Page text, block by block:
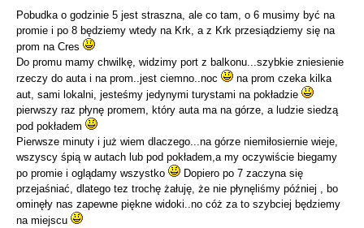
Pobudka o godzinie 5 jest straszna, ale co tam, o 6 musimy być na
promie i po 8 będziemy wtedy na Krk, a z Krk przesiądziemy się na
prom na Cres
Do promu mamy chwilkę, widzimy port z balkonu...szybkie zniesienie
rzeczy do auta i na prom..jest ciemno..noc
na prom czeka kilka
aut, sami lokalni, jesteśmy jedynymi turystami na pokładzie
pierwszy raz płynę promem, który auta ma na górze, a ludzie siedzą
pod pokładem
Pierwsze minuty i już wiem dlaczego...na górze niemiłosiernie wieje,
wszyscy śpią w autach lub pod pokładem,a my oczywiście biegamy
po promie i oglądamy wszystko
Dopiero po 7 zaczyna się
przejaśniać, dlatego tez trochę żałuję, że nie płynęliśmy później , bo
ominęły nas zapewne piękne widoki..no cóż za to szybciej będziemy
na miejscu